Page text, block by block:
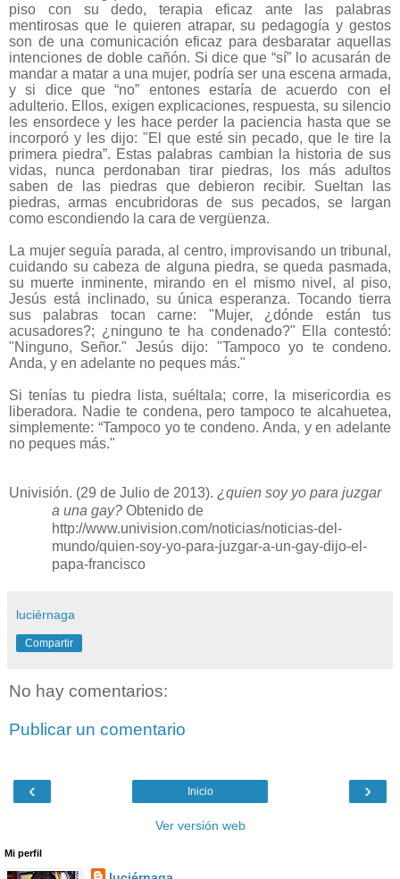
piso con su dedo, terapia eficaz ante las palabras
mentirosas que le quieren atrapar, su pedagogía y gestos
son de una comunicación eficaz para desbaratar aquellas
intenciones de doble cañón. Si dice que “sí” lo acusarán de
mandar a matar a una mujer, podría ser una escena armada,
y si dice que “no” entones estaría de acuerdo con el
adulterio. Ellos, exigen explicaciones, respuesta, su silencio
les ensordece y les hace perder la paciencia hasta que se
incorporó y les dijo: "El que esté sin pecado, que le tire la
primera piedra”. Estas palabras cambian la historia de sus
vidas, nunca perdonaban tirar piedras, los más adultos
saben de las piedras que debieron recibir. Sueltan las
piedras, armas encubridoras de sus pecados, se largan
como escondiendo la cara de vergüenza.
La mujer seguía parada, al centro, improvisando un tribunal,
cuidando su cabeza de alguna piedra, se queda pasmada,
su muerte inminente, mirando en el mismo nivel, al piso,
Jesús está inclinado, su única esperanza. Tocando tierra
sus palabras tocan carne: "Mujer, ¿dónde están tus
acusadores?; ¿ninguno te ha condenado?" Ella contestó:
"Ninguno, Señor." Jesús dijo: "Tampoco yo te condeno.
Anda, y en adelante no peques más."
Si tenías tu piedra lista, suéltala; corre, la misericordia es
liberadora. Nadie te condena, pero tampoco te alcahuetea,
simplemente: “Tampoco yo te condeno. Anda, y en adelante
no peques más."
Univisión. (29 de Julio de 2013). ¿quien soy yo para juzgar
a una gay? Obtenido de
http://www.univision.com/noticias/noticias-del-
mundo/quien-soy-yo-para-juzgar-a-un-gay-dijo-el-
papa-francisco
luciérnaga
Compartir
No hay comentarios:
Publicar un comentario
‹ ›
Inicio
Ver versión web
Mi perfil